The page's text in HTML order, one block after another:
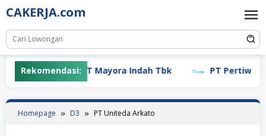
Skip
to
content
CAKERJA.com
Rekomendasi:PT Mayora Indah Tbk PT Pertiwi
Homepage D3 PT Uniteda Arkato